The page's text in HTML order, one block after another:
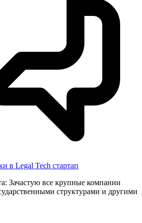
в Legal Tech стартап
Зачастую все крупные компании
структурами и другими